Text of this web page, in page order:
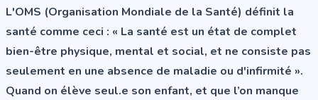
L'OMS (Organisation Mondiale de la Santé) définit la
santé comme ceci : « La santé est un état de complet
bien-être physique, mental et social, et ne consiste pas
seulement en une absence de maladie ou d'infirmité ».
Quand on élève seul.e son enfant, et que l’on manque